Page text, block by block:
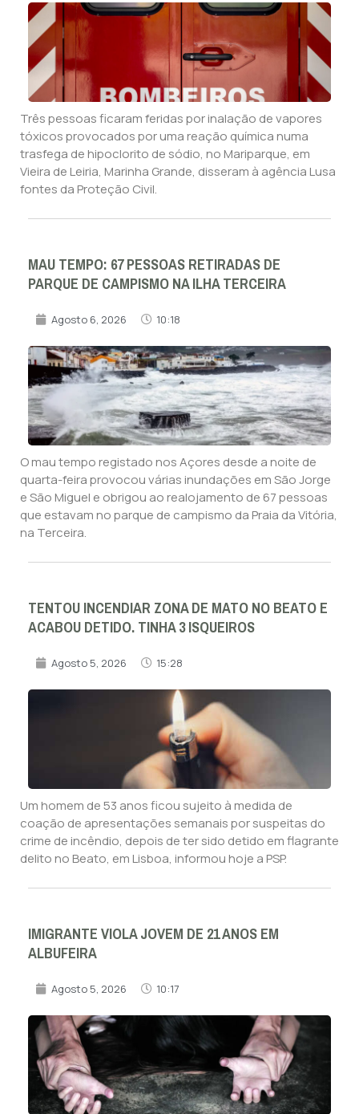
Três pessoas ficaram feridas por inalação de vapores
tóxicos provocados por uma reação química numa
trasfega de hipoclorito de sódio, no Mariparque, em
Vieira de Leiria, Marinha Grande, disseram à agência Lusa
fontes da Proteção Civil.
MAU TEMPO: 67 PESSOAS RETIRADAS DE
PARQUE DE CAMPISMO NA ILHA TERCEIRA
Agosto 6, 2026 10:18
O mau tempo registado nos Açores desde a noite de
quarta-feira provocou várias inundações em São Jorge
e São Miguel e obrigou ao realojamento de 67 pessoas
que estavam no parque de campismo da Praia da Vitória,
na Terceira.
TENTOU INCENDIAR ZONA DE MATO NO BEATO E
ACABOU DETIDO. TINHA 3 ISQUEIROS
Agosto 5, 2026 15:28
Um homem de 53 anos ficou sujeito à medida de
coação de apresentações semanais por suspeitas do
crime de incêndio, depois de ter sido detido em flagrante
delito no Beato, em Lisboa, informou hoje a PSP.
IMIGRANTE VIOLA JOVEM DE 21 ANOS EM
ALBUFEIRA
Agosto 5, 2026 10:17